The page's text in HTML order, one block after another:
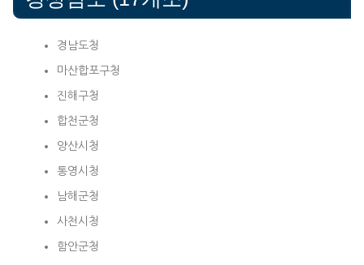
경남도청
마산합포구청
진해구청
합천군청
양산시청
통영시청
남해군청
사천시청
함안군청